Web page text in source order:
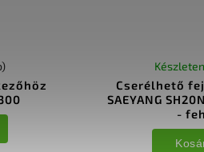
Cserélhető
SAEYANG
-
Készleten